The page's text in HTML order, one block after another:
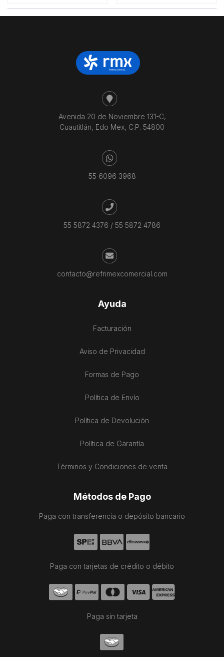
Avenida 20 de Noviembre 131-C,
Cuautitlán, Edo Mex, C.P. 54800
55 6096 3968
55 5872 4376 / 55 5872 4786
contacto@refrimexcomercial.com
Ayuda
Facturación
Aviso de Privacidad
Formas de Pago
Política de Envío
Política de Devolución
Política de Garantía
Términos y Condiciones de venta
Métodos de Pago
Paga con transferencia o depósito bancario
Paga con tarjetas de crédito o débito
Paga sin tarjeta